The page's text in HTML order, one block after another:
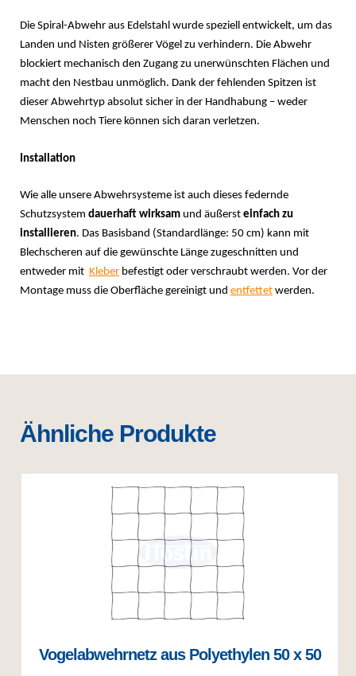
Die Spiral-Abwehr aus Edelstahl wurde speziell entwickelt, um das
Landen und Nisten größerer Vögel zu verhindern. Die Abwehr
blockiert mechanisch den Zugang zu unerwünschten Flächen und
macht den Nestbau unmöglich. Dank der fehlenden Spitzen ist
dieser Abwehrtyp absolut sicher in der Handhabung – weder
Menschen noch Tiere können sich daran verletzen.
Installation
Wie alle unsere Abwehrsysteme ist auch dieses federnde
Schutzsystem dauerhaft wirksam und äußerst einfach zu
installieren. Das Basisband (Standardlänge: 50 cm) kann mit
Blechscheren auf die gewünschte Länge zugeschnitten und
entweder mit Kleber befestigt oder verschraubt werden. Vor der
Montage muss die Oberfläche gereinigt und entfettet werden.
Ähnliche Produkte
Vogelabwehrnetz aus Polyethylen 50 x 50